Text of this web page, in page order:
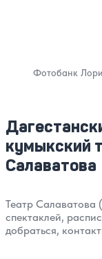
кумыкский
Салаватова
Театр
спектаклей,
добраться,
Фотобанк